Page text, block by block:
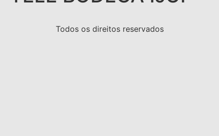
Todos os direitos reservados